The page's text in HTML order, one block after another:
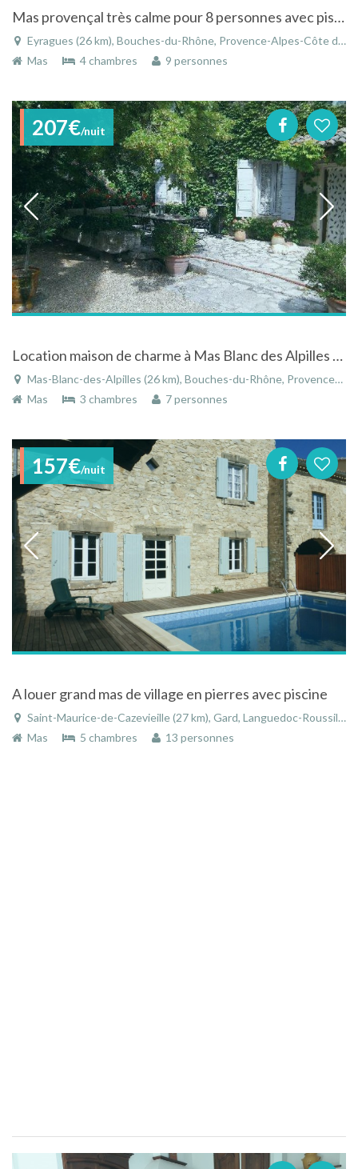
Mas provençal très calme pour 8 personnes avec piscine à Eyragues en Provence
Eyragues (26 km), Bouches-du-Rhône, Provence-Alpes-Côte d'Azur, France
Mas
4 chambres 9 personnes
207€/nuit
Location maison de charme à Mas Blanc des Alpilles en Provence avec piscine
Mas-Blanc-des-Alpilles (26 km), Bouches-du-Rhône, Provence-Alpes-Côte d'Azur, France
Mas
3 chambres 7 personnes
157€/nuit
A louer grand mas de village en pierres avec piscine
Saint-Maurice-de-Cazevieille (27 km), Gard, Languedoc-Roussillon, Occitanie, France
Mas
5 chambres 13 personnes